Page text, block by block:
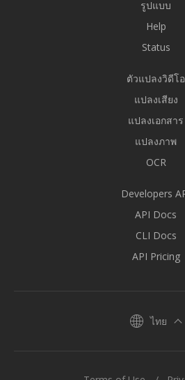
รูปแบบ
Help
Status
ตัวแปลงวิดีโอ
แปลงเสียง
แปลงเอกสาร
แปลงภาพ
OCR
Developers
API Docs
CLI Docs
API Pricing
ไทย